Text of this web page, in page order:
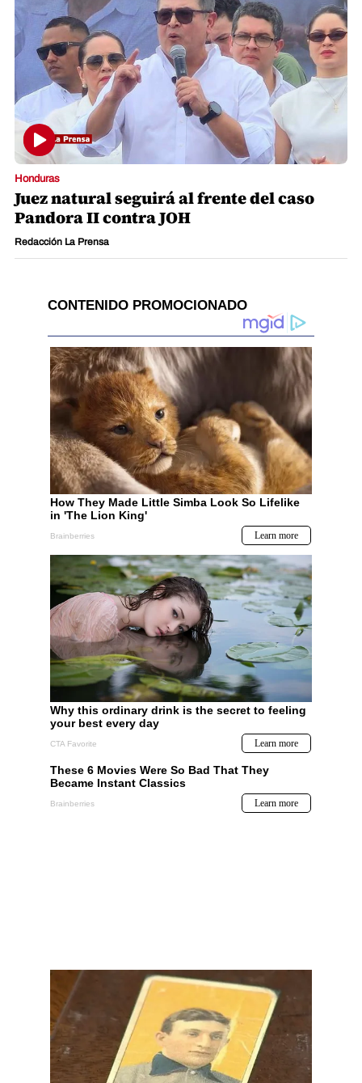
Honduras
Juez natural seguirá al frente del caso
Pandora II contra JOH
Redacción La Prensa